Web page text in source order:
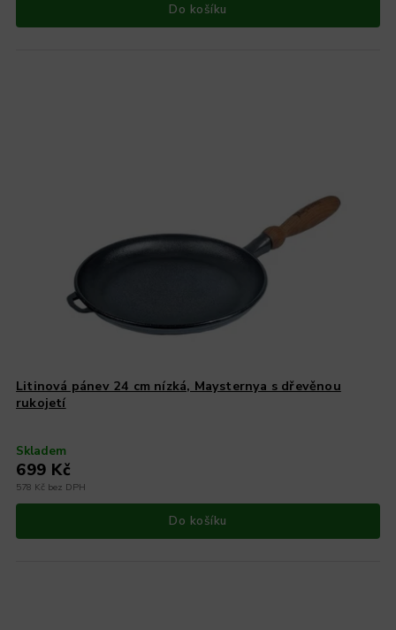
Do košíku
Litinová pánev 24 cm nízká, Maysternya s dřevěnou
rukojetí
Skladem
578 Kč bez DPH
699 Kč
Do košíku